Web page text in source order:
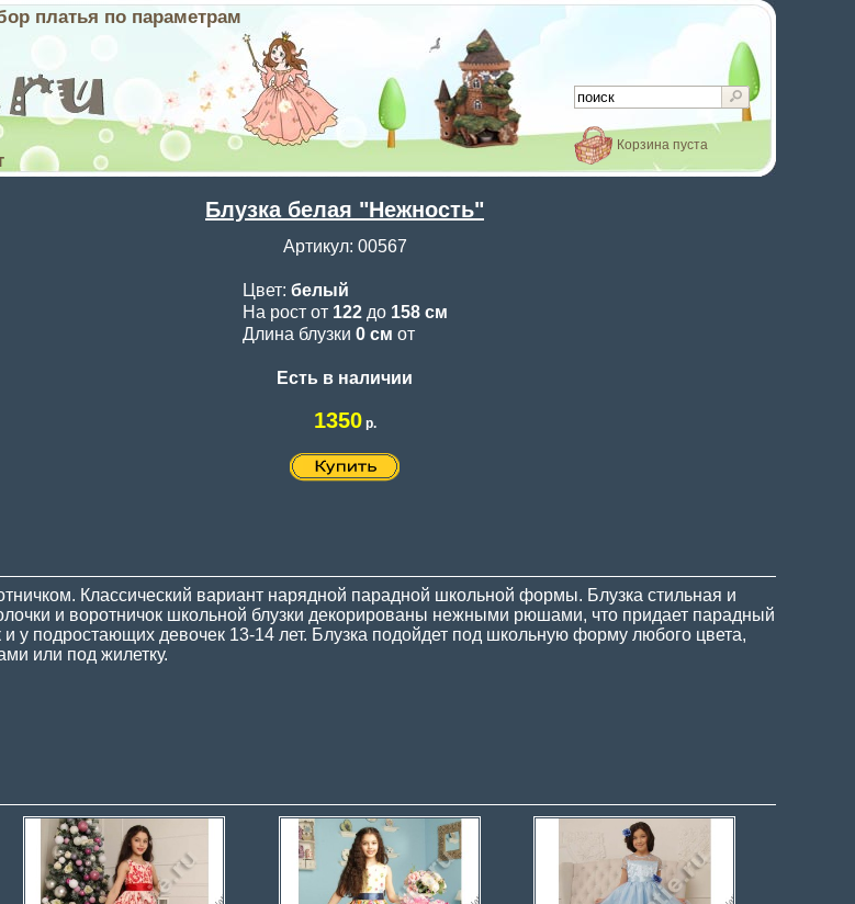
платья по параметрам
Корзина пуста
Блузка белая "Нежность"
Артикул: 00567
Цвет: белый
На рост от 122 до 158 см
Длина блузки 0 см от
Есть в наличии
1350р.
Классический вариант нарядной парадной школьной формы. Блузка стильная и
и воротничок школьной блузки декорированы нежными рюшами, что придает парадный
у подростающих девочек 13-14 лет. Блузка подойдет под школьную форму любого цвета,
или под жилетку.